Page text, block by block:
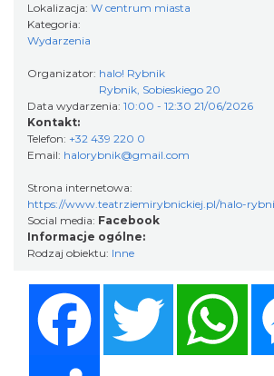
DNI OTWARTE w teatrze NA
POWROTÓW || REKRUTACJA NA
0.00 km
XXVI Powiatowy Rajd Rowerowy
11.19 km
Lokalizacja: W centrum miasta
Kategoria:
Wydarzenia
Organizator: halo! Rybnik
Rybnik, Sobieskiego 20
Data wydarzenia: 10:00 - 12:30 21/06/2026
Kontakt:
Telefon: +32 439 220 0
Email: halorybnik@gmail.com
Strona internetowa:
https://www.teatrziemirybnickiej.pl/halo-
Social media: Facebook
Informacje ogólne:
Rodzaj obiektu: Inne
Twitter